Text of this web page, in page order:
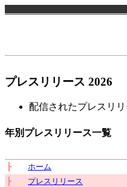
プレスリリース 2026
配信されたプレスリリ
年別プレスリリース一覧
┣
ホーム
┣
プレスリリース